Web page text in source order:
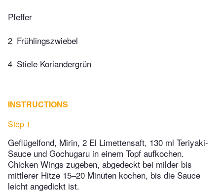
Pfeffer
2 Frühlingszwiebel
4 Stiele Koriandergrün
INSTRUCTIONS
Step 1
Geflügelfond, Mirin, 2 El Limettensaft, 130 ml Teriyaki-
Sauce und Gochugaru in einem Topf aufkochen.
Chicken Wings zugeben, abgedeckt bei milder bis
mittlerer Hitze 15–20 Minuten kochen, bis die Sauce
leicht angedickt ist.